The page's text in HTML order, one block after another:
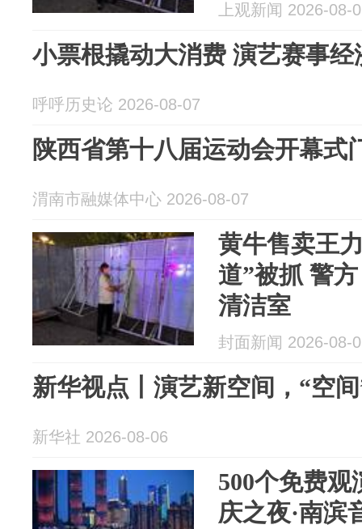
上观新闻 2026-08-
小票根撬动大消费
呼呼历史论 2026-08-07
陕西省第十八届运动会开幕式
渭南市融媒体中心 2026-08-07
黄牛售卖王
道”被抓 警
清洁室
封面新闻 2026-08-
新华视点丨演艺新空间，“空
新华社 2026-08-06
500个免费观
庆之夜·南滨